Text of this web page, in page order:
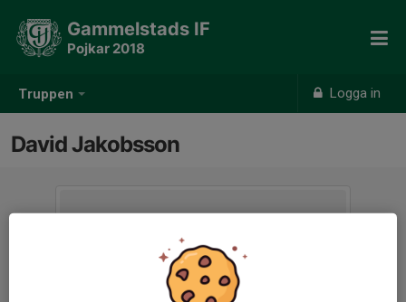
Truppen Logga in
Gammelstads IF
Pojkar 2018
David Jakobsson